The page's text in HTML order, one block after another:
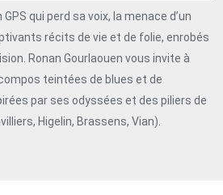
qui perd sa voix, la menace d’un
récits de vie et de folie, enrobés
Ronan Gourlaouen vous invite à
teintées de blues et de
par ses odyssées et des piliers de
Higelin, Brassens, Vian).